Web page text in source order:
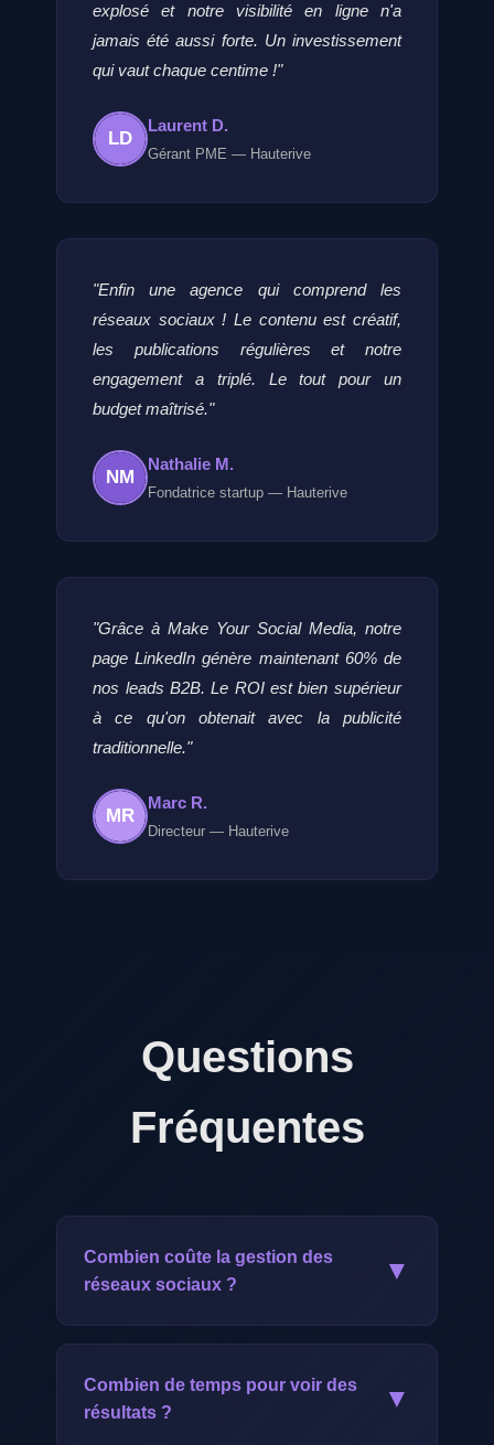
explosé et notre visibilité en ligne n'a
jamais été aussi forte. Un investissement
qui vaut chaque centime !"
LD
Laurent D.
Gérant PME — Hauterive
"Enfin une agence qui comprend les
réseaux sociaux ! Le contenu est créatif,
les publications régulières et notre
engagement a triplé. Le tout pour un
budget maîtrisé."
NM
Nathalie M.
Fondatrice startup — Hauterive
"Grâce à Make Your Social Media, notre
page LinkedIn génère maintenant 60% de
nos leads B2B. Le ROI est bien supérieur
à ce qu'on obtenait avec la publicité
traditionnelle."
MR
Marc R.
Directeur — Hauterive
Questions
Fréquentes
Combien coûte la gestion des
réseaux sociaux ?
▼
Notre offre commence à CHF 249.-/mois.
vos réseaux sociaux : stratégie, création
Combien de temps pour voir des
résultats ?
▼